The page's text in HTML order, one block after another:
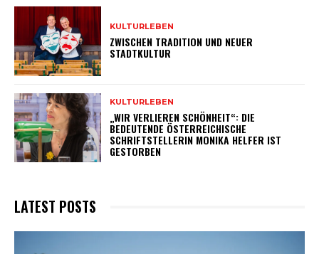
KULTURLEBEN
ZWISCHEN TRADITION UND NEUER
STADTKULTUR
KULTURLEBEN
„WIR VERLIEREN SCHÖNHEIT“: DIE
BEDEUTENDE ÖSTERREICHISCHE
SCHRIFTSTELLERIN MONIKA HELFER IST
GESTORBEN
LATEST POSTS